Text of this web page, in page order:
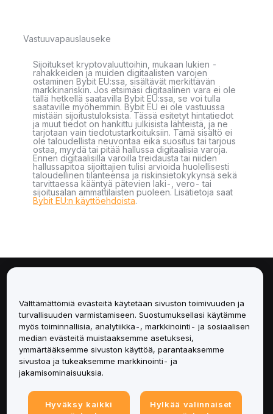
Vastuuvapauslauseke
Sijoitukset kryptovaluuttoihin, mukaan lukien -
rahakkeiden ja muiden digitaalisten varojen
ostaminen Bybit EU:ssa, sisältävät merkittävän
markkinariskin. Jos etsimäsi digitaalinen vara ei ole
tällä hetkellä saatavilla Bybit EU:ssa, se voi tulla
saataville myöhemmin. Bybit EU ei ole vastuussa
mistään sijoitustuloksista. Tässä esitetyt hintatiedot
ja muut tiedot on hankittu julkisista lähteistä, ja ne
tarjotaan vain tiedotustarkoituksiin. Tämä sisältö ei
ole taloudellista neuvontaa eikä suositus tai tarjous
ostaa, myydä tai pitää hallussa digitaalisia varoja.
Ennen digitaalisilla varoilla treidausta tai niiden
hallussapitoa sijoittajien tulisi arvioida huolellisesti
taloudellinen tilanteensa ja riskinsietokykynsä sekä
tarvittaessa kääntyä pätevien laki-, vero- tai
sijoitusalan ammattilaisten puoleen. Lisätietoja saat
Bybit EU:n käyttöehdoista.
Palvelut
Tuki
Tuotteet
Lakiasiat
Välttämättömiä evästeitä käytetään sivuston toimivuuden ja
turvallisuuden varmistamiseen. Suostumuksellasi käytämme
myös toiminnallisia, analytiikka-, markkinointi- ja sosiaalisen
median evästeitä muistaaksemme asetuksesi,
ymmärtääksemme sivuston käyttöä, parantaaksemme
sivustoa ja tukeaksemme markkinointi- ja
jakamisominaisuuksia.
Hyväksy kaikki
Hylkää valinnaiset